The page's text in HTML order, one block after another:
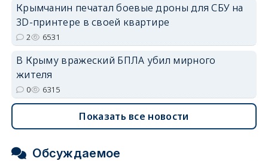
Крымчанин печатал боевые дроны для СБУ на
3D-принтере в своей квартире
2 6531
В Крыму вражеский БПЛА убил мирного
жителя
0 6315
Показать все новости
Обсуждаемое